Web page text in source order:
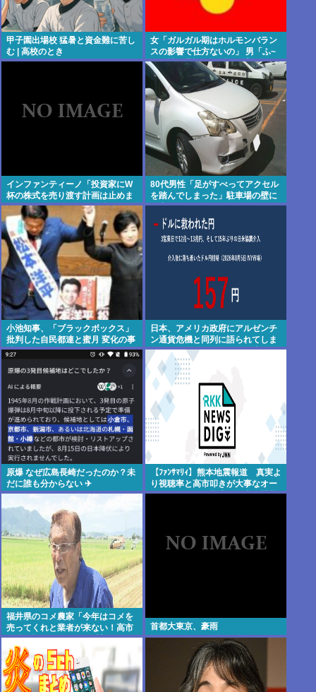
甲子園出場校 猛暑と資金難に苦し
む | 高校のとき
女「ガルガル期はホルモンバラン
スの影響で仕方ないの」 男「ふ~
ん、性欲我慢できずレ●プする男
と同じだね」
インファンティーノ「投資家にW
杯の株式を売り渡す計画は止めま
す。ごめん。でも会長は続けま
す」
80代男性「足がすべってアクセル
を踏んでしまった」駐車場の壁に
衝突
小池知事、「ブラックボックス」
批判した自民都連と蜜月 変化の事
情
日本、アメリカ政府にアルゼンチ
ン通貨危機と同列に語られてしま
うwwwもうすでに158円に戻る
原爆 なぜ広島長崎だったのか？未
だに誰も分からない ✈
【ﾌｧﾝｻﾏﾘｨ】熊本地震報道 真実よ
り視聴率と高市叩きが大事なオー
ルドメディア 熊本県知事が被災
福井県のコメ農家「今年はコメを
売ってくれと業者が来ない！高市
総理が許せない！もう愛想尽かし
た！！！」
首都大東京、豪雨